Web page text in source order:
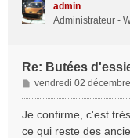
admin
Administrateur -
Re: Butées
M
e
s
vendredi 02
Je confirme, c'est
ce qui reste des